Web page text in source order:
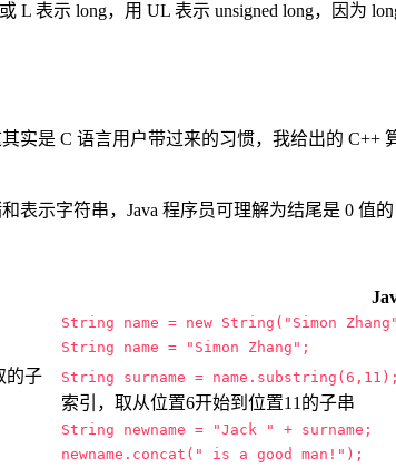
L 表示 long，用 UL 表示 unsigned long，因为
实是 C 语言用户带过来的习惯，我给出的 C++
示字符串，Java 程序员可理解为结尾是 0 值的
String name = new String("Simon
String name = "Simon Zhang";
的子
String surname = name.substring(6,11);
索引，取从位置6开始到位置11的子串
String newname = "Jack " + surname;
newname.concat(" is a good man!");